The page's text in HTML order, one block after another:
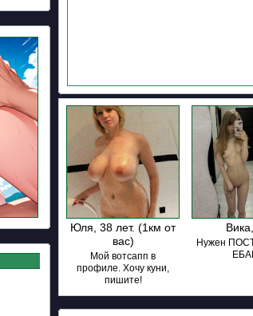
Юля, 38 лет. (1км от
вас)
Мой вотсапп в
профиле. Хочу куни,
пишите!
Нужен